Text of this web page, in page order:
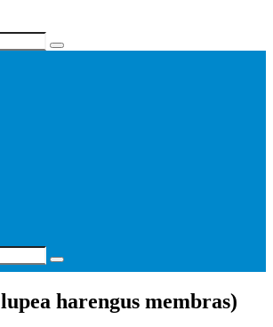
harengus membras)